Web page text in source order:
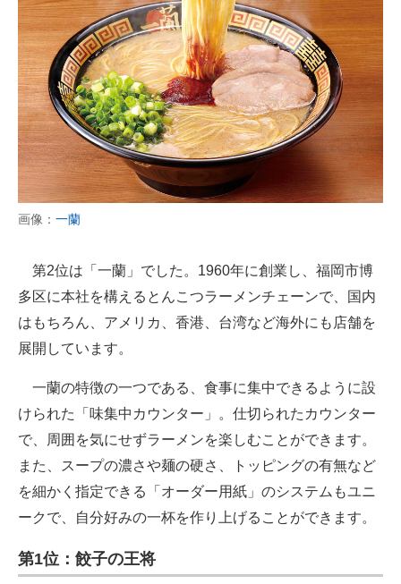
画像： 一蘭
第2位は「一蘭」でした。1960年に創業し、福岡市博
多区に本社を構えるとんこつラーメンチェーンで、国内
はもちろん、アメリカ、香港、台湾など海外にも店舗を
展開しています。
一蘭の特徴の一つである、食事に集中できるように設
けられた「味集中カウンター」。仕切られたカウンター
で、周囲を気にせずラーメンを楽しむことができます。
また、スープの濃さや麺の硬さ、トッピングの有無など
を細かく指定できる「オーダー用紙」のシステムもユニ
ークで、自分好みの一杯を作り上げることができます。
第1位：餃子の王将